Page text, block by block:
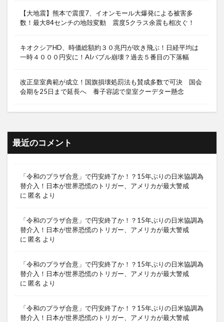
【大地震】熊本で震度7、イオンモール大爆発による被害多
数！最大84センチの地殻変動 震度5クラス余震も相次ぐ！
キオクシアHD、時価総額約３０兆円が吹き飛ぶ！日経平均は
一時４０００円安に！AIバブル崩壊？過去５番目の下落幅
改正皇室典範が成立！国旗損壊処罰法も賛成多数で可決 国会
会期を25日まで延長へ 養子容認で皇室クーデター懸念
最近のコメント
「令和のプラザ合意」で円安終了か！？15年ぶりの日米協調為
替介入！日本が世界恐慌のトリガー、アメリカが最大警戒
に 匿名 より
「令和のプラザ合意」で円安終了か！？15年ぶりの日米協調為
替介入！日本が世界恐慌のトリガー、アメリカが最大警戒
に 匿名 より
「令和のプラザ合意」で円安終了か！？15年ぶりの日米協調為
替介入！日本が世界恐慌のトリガー、アメリカが最大警戒
に 匿名 より
「令和のプラザ合意」で円安終了か！？15年ぶりの日米協調為
替介入！日本が世界恐慌のトリガー、アメリカが最大警戒